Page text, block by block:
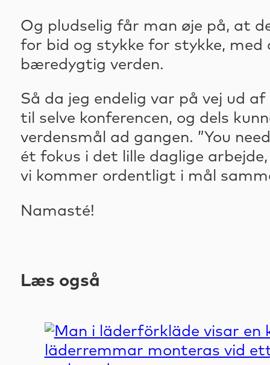
Og pludselig får man øje på, at
for bid og stykke for stykke,
bæredygtig verden.
Så da jeg endelig var på vej ud
til selve konferencen, og dels
verdensmål ad gangen. ”You
ét fokus i det lille daglige
vi kommer ordentligt i mål
Namasté!
Læs også